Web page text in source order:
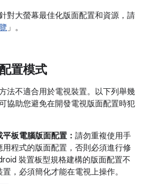
對大螢幕最佳化版面配置和資源，請
」。
置模式
法不適合用於電視裝置。以下列舉幾
協助您避免在開發電視版面配置時犯
板電腦版面配置： 請勿重複使用手
程式的版面配置，否則必須進行修
裝置板型規格建構的版面配置不
，必須簡化才能在電視上操作。